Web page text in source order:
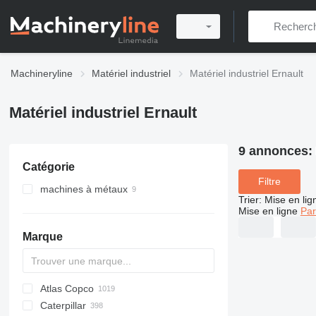
Machineryline Matériel industriel Matériel industriel Ernault
Matériel industriel Ernault
Catégorie
machines à métaux
plateaux diviseurs
Marque
PDS
APD
AB
Ensis
Pega
VZ
AG3
Atlas Copco
DrillAir
QAS
PDP
E-series
B-series
BM
GFS
VT
Rover
533
Airpure
BySprint Fiber
CK
SR
Caterpillar
9 annonces:
Filtre
Trier: Mise en
Mise en ligne